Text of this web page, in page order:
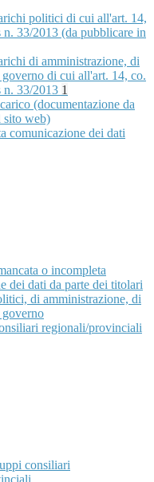
politici di cui all'art. 14,
n. 33/2013 (da pubblicare in
di amministrazione, di
di cui all'art. 14, co.
n. 33/2013 1
(documentazione da
sito web)
comunicazione dei dati
o incompleta
dei dati da parte dei titolari
di amministrazione, di
regionali/provinciali
consiliari